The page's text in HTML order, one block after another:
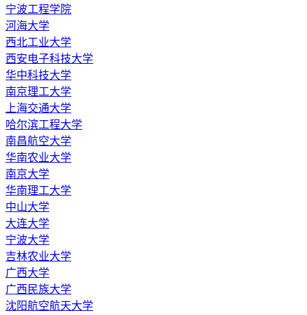
宁波工程学院
河海大学
西北工业大学
西安电子科技大学
华中科技大学
南京理工大学
上海交通大学
哈尔滨工程大学
南昌航空大学
华南农业大学
南京大学
华南理工大学
中山大学
大连大学
宁波大学
吉林农业大学
广西大学
广西民族大学
沈阳航空航天大学